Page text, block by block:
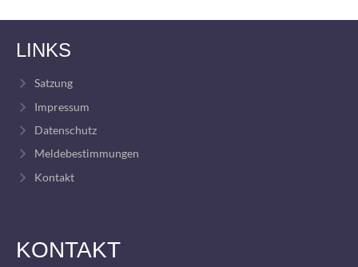
LINKS
Satzung
Impressum
Datenschutz
Meldebestimmungen
Kontakt
KONTAKT